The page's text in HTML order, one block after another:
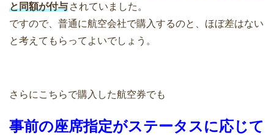
と同額が付与 されていました。
ですので、普通に航空会社で購入するのと、ほぼ差はない
と考えてもらってよいでしょう。
さらにこちらで購入した航空券でも
事前の座席指定がステータスに応じて